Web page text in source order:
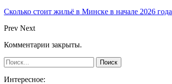
Сколько стоит жильё в Минске в начале 2026 года
Prev Next
Комментарии закрыты.
Интересное: